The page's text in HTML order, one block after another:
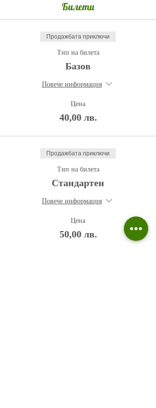
Билети
Продажбата приключи
Тип на билета
Базов
Повече информация
Цена
40,00 лв.
Продажбата приключи
Тип на билета
Стандартен
Повече информация
Цена
50,00 лв.